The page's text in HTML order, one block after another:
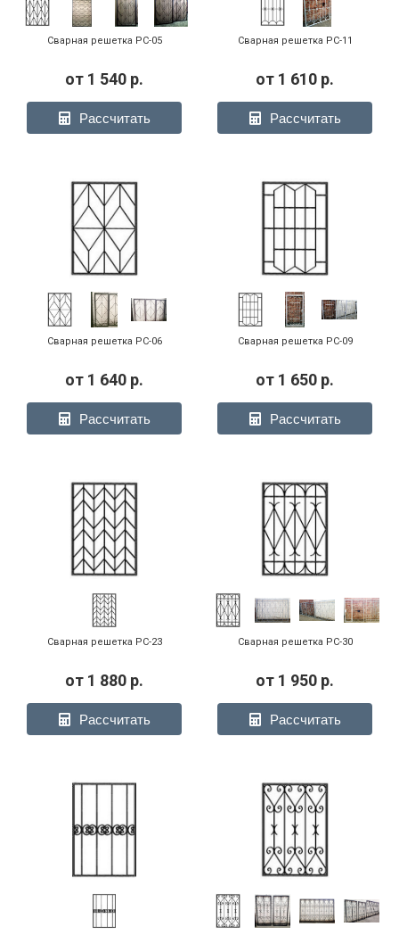
Сварная решетка РС-05
от 1 540 р.
Рассчитать
Сварная решетка РС-11
от 1 610 р.
Рассчитать
Сварная решетка РС-06
от 1 640 р.
Рассчитать
Сварная решетка РС-09
от 1 650 р.
Рассчитать
Сварная решетка РС-23
от 1 880 р.
Рассчитать
Сварная решетка РС-30
от 1 950 р.
Рассчитать